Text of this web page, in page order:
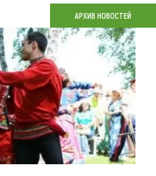
АРХИВ НОВОСТЕЙ